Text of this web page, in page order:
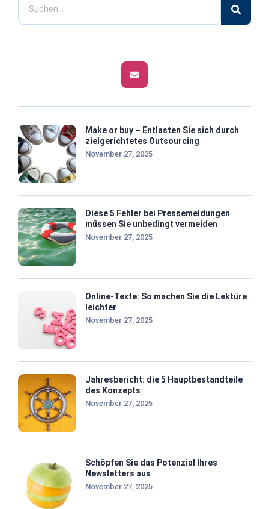
Make or buy – Entlasten Sie sich durch
zielgerichtetes Outsourcing
November 27, 2025
Diese 5 Fehler bei Pressemeldungen
müssen Sie unbedingt vermeiden
November 27, 2025
Online-Texte: So machen Sie die Lektüre
leichter
November 27, 2025
Jahresbericht: die 5 Hauptbestandteile
des Konzepts
November 27, 2025
Schöpfen Sie das Potenzial Ihres
Newsletters aus
November 27, 2025